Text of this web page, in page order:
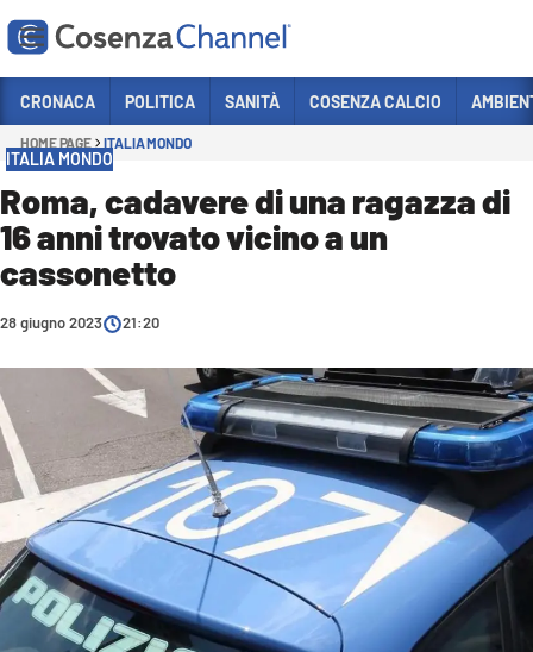
Sezioni
POLITICA
COSENZA CALCIO
ECONOMIA E LAVORO
CULTURA
AMBIENTE
Streaming
LAC TV
CRONACA POLITICA SANITÀ COSENZA CALCIO
HOME PAGE ITALIA MONDO
ITALIA MONDO
Roma, cadavere di una ragazza di
16 anni trovato vicino a un
cassonetto
28 giugno 2023 21:20